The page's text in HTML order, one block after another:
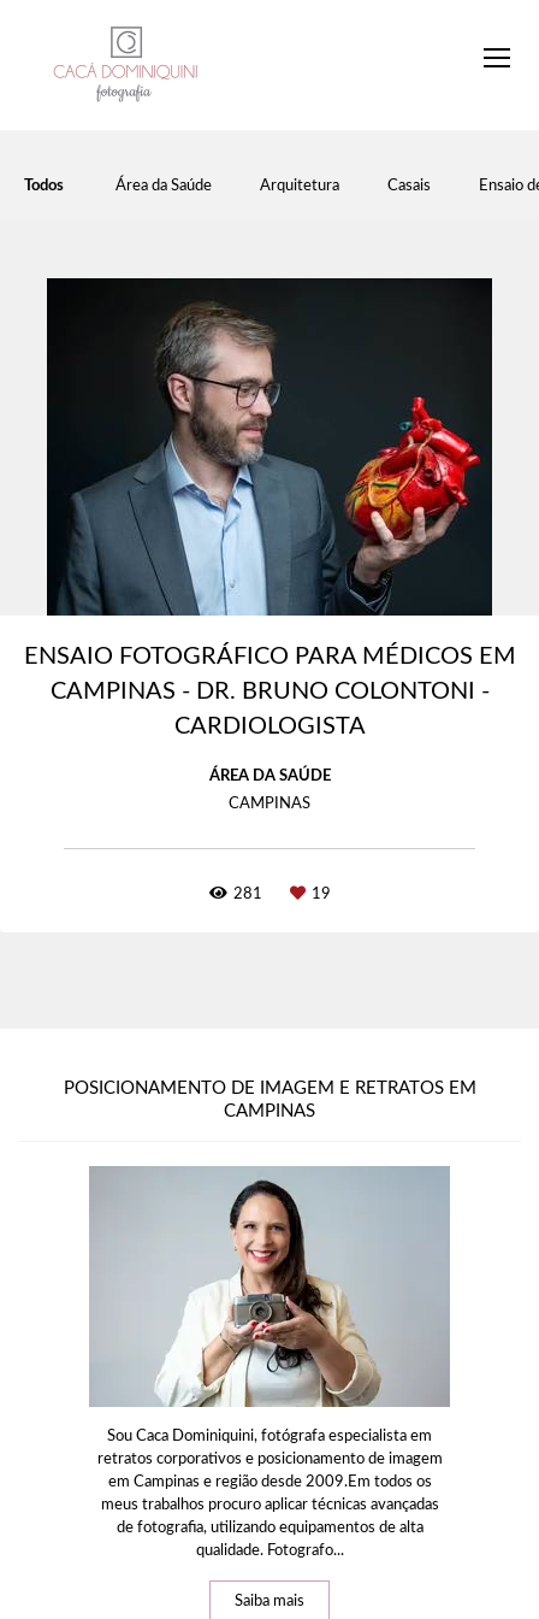
Todos Área da Saúde Arquitetura Casais Ensaio
ENSAIO FOTOGRÁFICO PARA MÉDICOS EM
CAMPINAS - DR. BRUNO COLONTONI -
CARDIOLOGISTA
ÁREA DA SAÚDE
CAMPINAS
281 19
POSICIONAMENTO DE IMAGEM E RETRATOS EM
CAMPINAS
Sou Caca Dominiquini, fotógrafa especialista em
retratos corporativos e posicionamento de imagem
em Campinas e região desde 2009.Em todos os
meus trabalhos procuro aplicar técnicas avançadas
de fotografia, utilizando equipamentos de alta
qualidade. Fotografo...
Saiba mais